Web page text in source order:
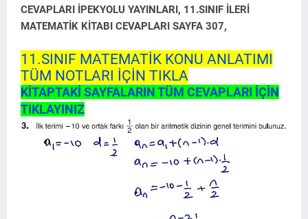
CEVAPLARI İPEKYOLU YAYINLARI, 11.SINIF İLERİ
MATEMATİK KİTABI CEVAPLARI SAYFA 307,
11.SINIF MATEMATİK KONU ANLATIMI
TÜM NOTLARI İÇİN TIKLA
KİTAPTAKİ SAYFALARIN TÜM CEVAPLARI İÇİN
TIKLAYINIZ